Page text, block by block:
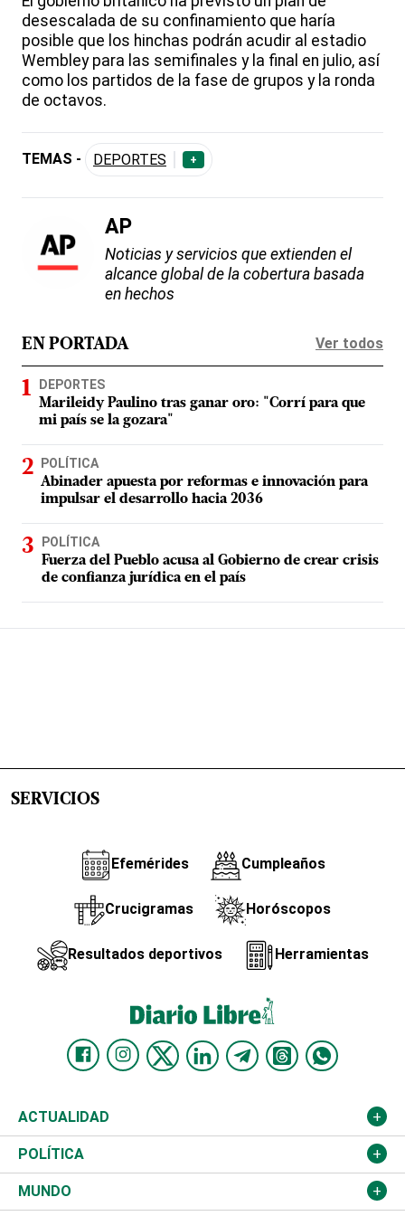
desescalada de su confinamiento que haría
posible que los hinchas podrán acudir al estadio
Wembley para las semifinales y la final en julio, así
como los partidos de la fase de grupos y la ronda
de octavos.
TEMAS - DEPORTES +
AP
Noticias y servicios que extienden el
alcance global de la cobertura basada
en hechos
EN PORTADA Ver todos
DEPORTES
Marileidy Paulino tras ganar oro: "Corrí para que
mi país se la gozara"
POLÍTICA
Abinader apuesta por reformas e innovación para
impulsar el desarrollo hacia 2036
POLÍTICA
Fuerza del Pueblo acusa al Gobierno de crear crisis
de confianza jurídica en el país
SERVICIOS
Efemérides Cumpleaños
Crucigramas Horóscopos
Resultados deportivos Herramientas
ACTUALIDAD
Nacional
Ciudad
POLÍTICA
Partidos
MUNDO